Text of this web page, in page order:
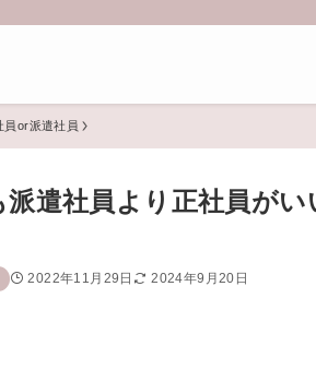
員or派遣社員
派遣社員より正社員が
2022年11月29日 2024年9月20日